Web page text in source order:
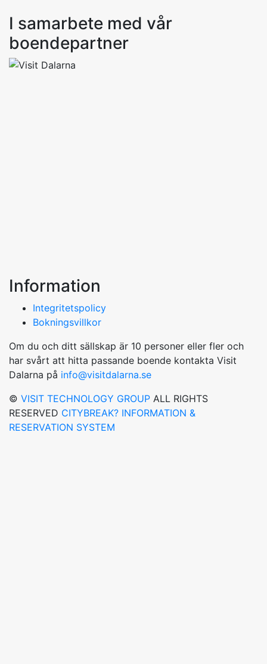
I samarbete med vår
boendepartner
Information
Integritetspolicy
Bokningsvillkor
Om du och ditt sällskap är 10 personer eller fler och
har svårt att hitta passande boende kontakta Visit
Dalarna på info@visitdalarna.se
© VISIT TECHNOLOGY GROUP ALL RIGHTS
RESERVED CITYBREAK? INFORMATION &
RESERVATION SYSTEM